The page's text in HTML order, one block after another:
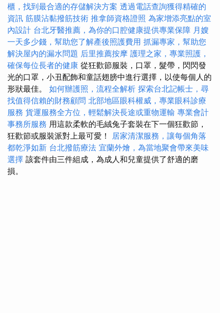
櫃，找到最合適的存儲解決方案 透過電話查詢獲得精確的
資訊 筋膜沾黏撥筋技術 推拿師資格證照 為家增添亮點的室
內設計 台北牙醫推薦，為你的口腔健康提供專業保障 月嫂
一天多少錢，幫助您了解產後照護費用 抓漏專家，幫助您
解決屋內的漏水問題 后里推薦按摩 護理之家，專業照護，
確保每位長者的健康 從狂歡節服裝，口罩，髮帶，閃閃發
光的口罩，小丑配飾和童話翅膀中進行選擇，以使每個人的
形狀最佳。 如何辦護照，流程全解析 探索台北記帳士，尋
找值得信賴的財務顧問 北部地區眼科權威，專業眼科診療
服務 貨運服務全方位，輕鬆解決長途或重物運輸 專業會計
事務所服務 用這款柔軟的毛絨兔子套裝在下一個狂歡節，
狂歡節或服裝派對上最可愛！ 居家清潔服務，讓每個角落
都乾淨如新 台北撥筋療法 宜蘭外燴，為當地聚會帶來美味
選擇 該套件由三件組成，為成人和兒童提供了舒適的磨
損。